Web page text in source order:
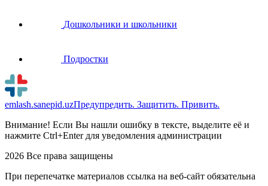
Дошкольники и школьники
Подростки
emlash.sanepid.uzПредупредить. Защитить. Привить.
Внимание! Если Вы нашли ошибку в тексте, выделите её и
нажмите Ctrl+Enter для уведомления администрации
2026 Все права защищены
При перепечатке материалов ссылка на веб-сайт обязательна